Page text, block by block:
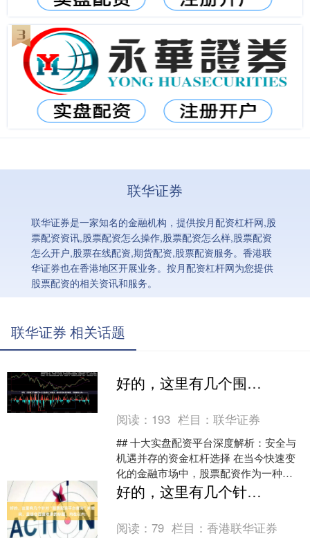
联华证券
联华证券是一家知名的金融机构，提供按月配资杠杆网,股
票配资资讯,股票配资怎么操作,股票配资怎么样,股票配资
怎么开户,股票在线配资,期货配资,股票配资服务。香港联
华证券也在香港地区开展业务。按月配资杠杆网为您提供
股票配资的相关资讯和服务。
联华证券 相关话题
好的，这里有几个围绕“十大实盘配资”关键词、适合百度收录的标题，均控制在以内：
阅读： 193 栏目：联华证券
## 十大实盘配资平台深度解析：安全与
机遇并存的资金杠杆选择 在当今快速变
化的金融市场中，股票配资作为一种资
金杠杆工具，为投资者提供了放大收益
的可能性。然而，面....
好的，这里有几个针对“股票配资平台查询”关键词，且适合百度收录的标题，均在以内：
阅读：79 栏目： 香港联华证券